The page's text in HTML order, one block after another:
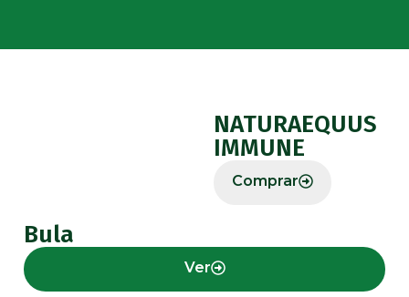
NATURAEQUUS
IMMUNE
Comprar
Bula
Ver